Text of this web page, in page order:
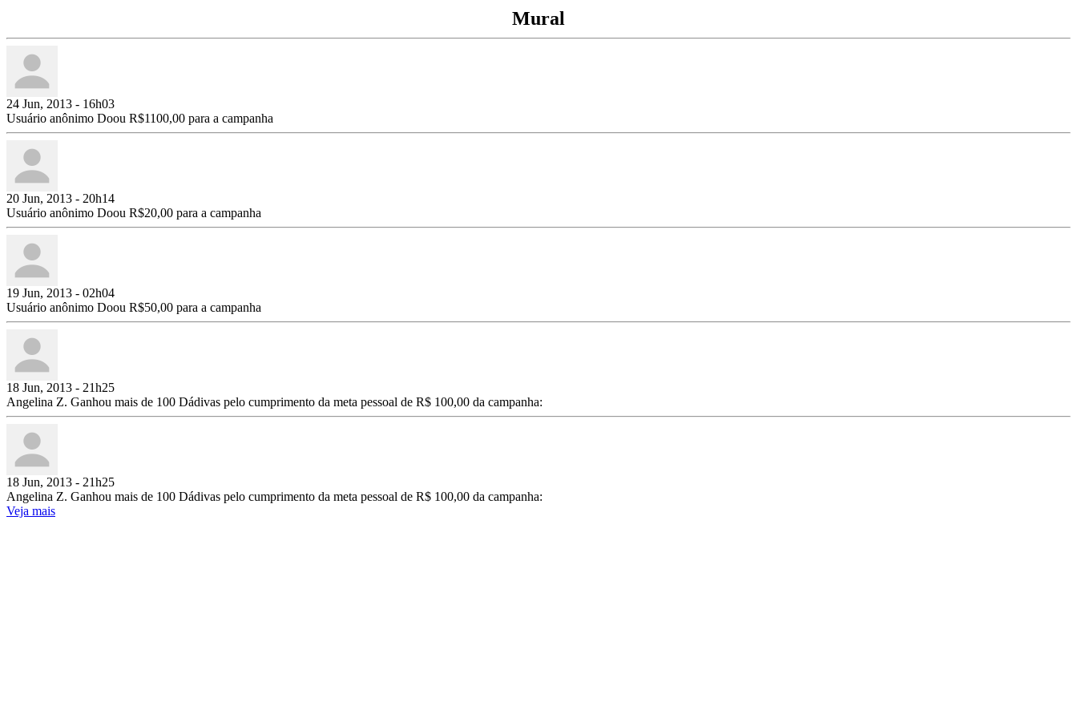
Mural
24 Jun, 2013 - 16h03
Usuário anônimo Doou R$1100,00 para a campanha
20 Jun, 2013 - 20h14
Usuário anônimo Doou R$20,00 para a campanha
19 Jun, 2013 - 02h04
Usuário anônimo Doou R$50,00 para a campanha
18 Jun, 2013 - 21h25
Angelina Z. Ganhou mais de 100 Dádivas pelo cumprimento da meta pessoal de R$ 100,00 da campanha:
18 Jun, 2013 - 21h25
Angelina Z. Ganhou mais de 100 Dádivas pelo cumprimento da meta pessoal de R$ 100,00 da campanha:
Veja mais